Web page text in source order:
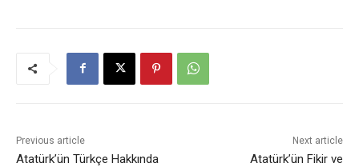
Previous article
Atatürk’ün Türkçe Hakkında
Next article
Atatürk’ün Fikir ve